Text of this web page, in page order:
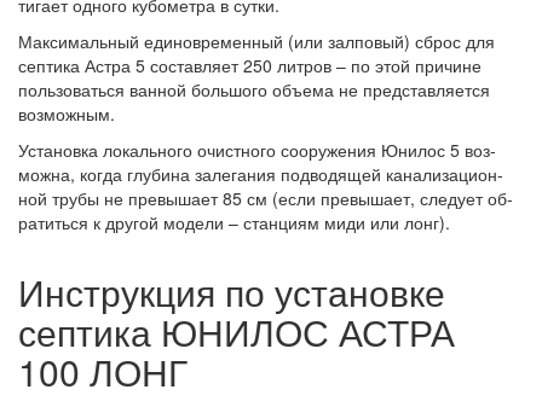
Мак­си­маль­ный еди­нов­ре­мен­ный (или зал­по­вый) сброс для
сеп­ти­ка Ас­тра 5 сос­тав­ля­ет 250 лит­ров – по этой при­чи­не
поль­зо­вать­ся ван­ной боль­шо­го объ­ема не пред­став­ля­ет­ся
воз­мож­ным.
Ус­та­нов­ка ло­каль­но­го очис­тно­го со­ору­же­ния Юни­лос 5 воз­
мож­на, ког­да глу­би­на за­ле­га­ния под­во­дя­щей ка­на­ли­за­ци­он­
ной тру­бы не пре­вы­ша­ет 85 см (ес­ли пре­вы­ша­ет, сле­ду­ет об­
ра­тить­ся к дру­гой мо­де­ли – стан­ци­ям ми­ди или лонг).
Инструкция по установке
септика ЮНИЛОС АСТРА
100 ЛОНГ